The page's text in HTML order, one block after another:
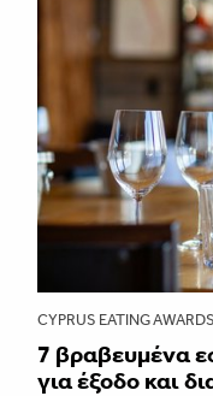
CYPRUS EATING AWARDS
7 βραβευμένα
για έξοδο και